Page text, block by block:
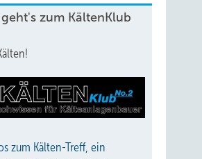
geht's zum KältenKlub
zum Kälten-Treff, ein